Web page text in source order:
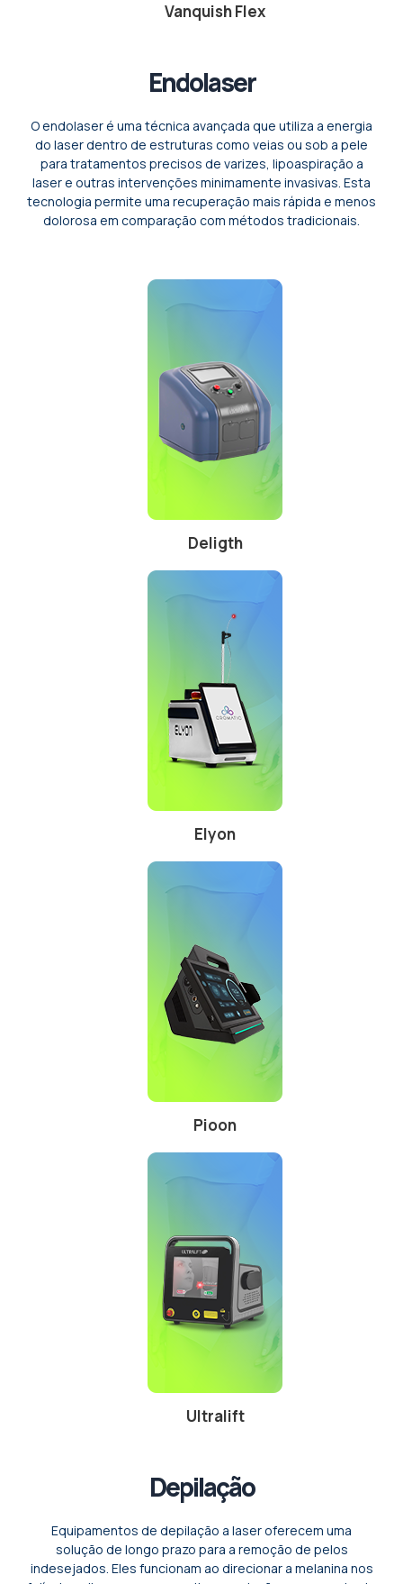
Vanquish Flex
Endolaser
O endolaser é uma técnica avançada que utiliza a energia
do laser dentro de estruturas como veias ou sob a pele
para tratamentos precisos de varizes, lipoaspiração a
laser e outras intervenções minimamente invasivas. Esta
tecnologia permite uma recuperação mais rápida e menos
dolorosa em comparação com métodos tradicionais.
Deligth
Elyon
Pioon
Ultralift
Depilação
Equipamentos de depilação a laser oferecem uma
solução de longo prazo para a remoção de pelos
indesejados. Eles funcionam ao direcionar a melanina nos